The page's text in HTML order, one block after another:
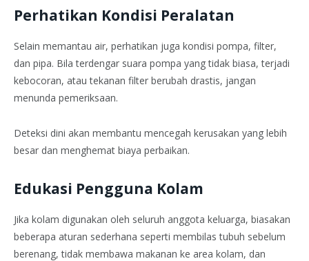
Perhatikan Kondisi Peralatan
Selain memantau air, perhatikan juga kondisi pompa, filter,
dan pipa. Bila terdengar suara pompa yang tidak biasa, terjadi
kebocoran, atau tekanan filter berubah drastis, jangan
menunda pemeriksaan.
Deteksi dini akan membantu mencegah kerusakan yang lebih
besar dan menghemat biaya perbaikan.
Edukasi Pengguna Kolam
Jika kolam digunakan oleh seluruh anggota keluarga, biasakan
beberapa aturan sederhana seperti membilas tubuh sebelum
berenang, tidak membawa makanan ke area kolam, dan